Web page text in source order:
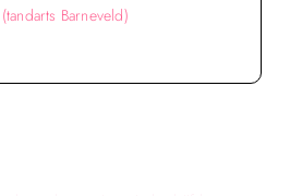
Barneveld)